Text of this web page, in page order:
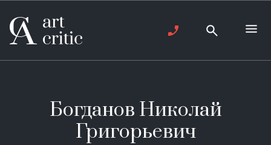
Богданов Николай
Григорьевич